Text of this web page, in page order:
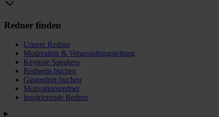
Redner finden
Unsere Redner
Moderation & Veranstaltungsleitung
Keynote Speakers
Rednerin buchen
Gastredner buchen
Motivationsredner
Inspirierende Redner